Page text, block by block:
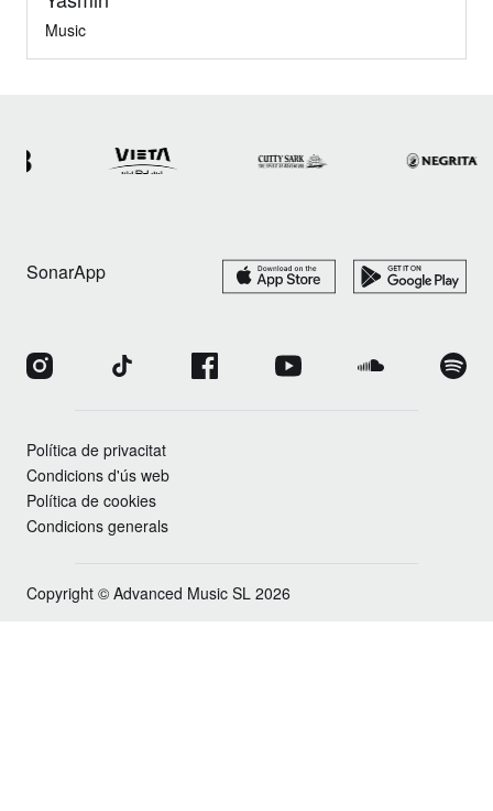
Music
SonarApp
Política de privacitat
Condicions d'ús web
Política de cookies
Condicions generals
Copyright © Advanced Music SL 2026